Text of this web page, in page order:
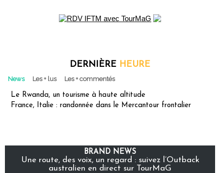
DERNIÈRE HEURE
News Les + lus Les + commentés
Le Rwanda, un tourisme à haute altitude
France, Italie : randonnée dans le Mercantour frontalier
BRAND NEWS
Une route, des voix, un regard : suivez l’Outback
australien en direct sur TourMaG